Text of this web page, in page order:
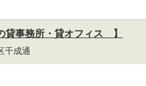
事務所・貸オフィス 】
千成通